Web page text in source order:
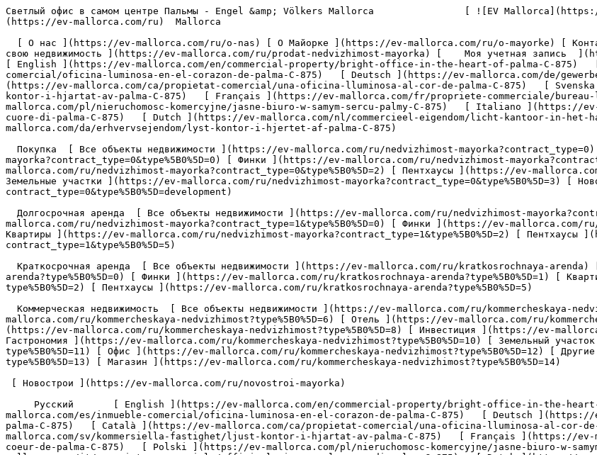
Светлый офис в самом центре Пальмы - Engel &amp; Völkers Mallorca                [ ![EV Mallorca](https://cdn.ev-mallorca.com/images/web/EV_Logo_RGB.svg) ](https://ev-mallorca.com/ru)  Mallorca  

  [ О нас ](https://ev-mallorca.com/ru/o-nas) [ О Майорке ](https://ev-mallorca.com/ru/o-mayorke) [ Контакт ](https://ev-mallorca.com/ru/adresa-ofisov) [ Продайте свою недвижимость ](https://ev-mallorca.com/ru/prodat-nedvizhimost-mayorka) [    Моя учетная запись  ](https://ev-mallorca.com/ru/moya-uchetnaya-zapis)   Русский       [ English ](https://ev-mallorca.com/en/commercial-property/bright-office-in-the-heart-of-palma-C-875)   [ Español ](https://ev-mallorca.com/es/inmueble-comercial/oficina-luminosa-en-el-corazon-de-palma-C-875)   [ Deutsch ](https://ev-mallorca.com/de/gewerbeimmobilie/helles-buro-im-herzen-von-palma-C-875)   [ Català ](https://ev-mallorca.com/ca/propietat-comercial/una-oficina-lluminosa-al-cor-de-palma-C-875)   [ Svenska ](https://ev-mallorca.com/sv/kommersiella-fastighet/ljust-kontor-i-hjartat-av-palma-C-875)   [ Français ](https://ev-mallorca.com/fr/propriete-commerciale/bureau-lumineux-au-coeur-de-palma-C-875)   [ Polski ](https://ev-mallorca.com/pl/nieruchomosc-komercyjne/jasne-biuro-w-samym-sercu-palmy-C-875)   [ Italiano ](https://ev-mallorca.com/it/proprieta-commerciale/ufficio-luminoso-nel-cuore-di-palma-C-875)   [ Dutch ](https://ev-mallorca.com/nl/commercieel-eigendom/licht-kantoor-in-het-hart-van-palma-C-875)    [ Dansk ](https://ev-mallorca.com/da/erhvervsejendom/lyst-kontor-i-hjertet-af-palma-C-875)   

  Покупка  [ Все объекты недвижимости ](https://ev-mallorca.com/ru/nedvizhimost-mayorka?contract_type=0) [ Дома / Виллы ](https://ev-mallorca.com/ru/nedvizhimost-mayorka?contract_type=0&type%5B0%5D=0) [ Финки ](https://ev-mallorca.com/ru/nedvizhimost-mayorka?contract_type=0&type%5B0%5D=1) [ Квартиры ](https://ev-mallorca.com/ru/nedvizhimost-mayorka?contract_type=0&type%5B0%5D=2) [ Пентхаусы ](https://ev-mallorca.com/ru/nedvizhimost-mayorka?contract_type=0&type%5B0%5D=5) [ Земельные участки ](https://ev-mallorca.com/ru/nedvizhimost-mayorka?contract_type=0&type%5B0%5D=3) [ Новострои ](https://ev-mallorca.com/ru/nedvizhimost-mayorka?contract_type=0&type%5B0%5D=development) 

  Долгосрочная аренда  [ Все объекты недвижимости ](https://ev-mallorca.com/ru/nedvizhimost-mayorka?contract_type=1) [ Дома / Виллы ](https://ev-mallorca.com/ru/nedvizhimost-mayorka?contract_type=1&type%5B0%5D=0) [ Финки ](https://ev-mallorca.com/ru/nedvizhimost-mayorka?contract_type=1&type%5B0%5D=1) [ Квартиры ](https://ev-mallorca.com/ru/nedvizhimost-mayorka?contract_type=1&type%5B0%5D=2) [ Пентхаусы ](https://ev-mallorca.com/ru/nedvizhimost-mayorka?contract_type=1&type%5B0%5D=5) 

  Краткосрочная аренда  [ Все объекты недвижимости ](https://ev-mallorca.com/ru/kratkosrochnaya-arenda) [ Дома / Виллы ](https://ev-mallorca.com/ru/kratkosrochnaya-arenda?type%5B0%5D=0) [ Финки ](https://ev-mallorca.com/ru/kratkosrochnaya-arenda?type%5B0%5D=1) [ Квартиры ](https://ev-mallorca.com/ru/kratkosrochnaya-arenda?type%5B0%5D=2) [ Пентхаусы ](https://ev-mallorca.com/ru/kratkosrochnaya-arenda?type%5B0%5D=5) 

  Коммерческая недвижимость  [ Все объекты недвижимости ](https://ev-mallorca.com/ru/kommercheskaya-nedvizhimost) [ Сельское и лесное хозяйство ](https://ev-mallorca.com/ru/kommercheskaya-nedvizhimost?type%5B0%5D=6) [ Отель ](https://ev-mallorca.com/ru/kommercheskaya-nedvizhimost?type%5B0%5D=7) [ Промышленность ](https://ev-mallorca.com/ru/kommercheskaya-nedvizhimost?type%5B0%5D=8) [ Инвестиция ](https://ev-mallorca.com/ru/kommercheskaya-nedvizhimost?type%5B0%5D=9) [ Гастрономия ](https://ev-mallorca.com/ru/kommercheskaya-nedvizhimost?type%5B0%5D=10) [ Земельный участок ](https://ev-mallorca.com/ru/kommercheskaya-nedvizhimost?type%5B0%5D=11) [ Офис ](https://ev-mallorca.com/ru/kommercheskaya-nedvizhimost?type%5B0%5D=12) [ Другие ](https://ev-mallorca.com/ru/kommercheskaya-nedvizhimost?type%5B0%5D=13) [ Магазин ](https://ev-mallorca.com/ru/kommercheskaya-nedvizhimost?type%5B0%5D=14) 

 [ Новострои ](https://ev-mallorca.com/ru/novostroi-mayorka) 

     Русский       [ English ](https://ev-mallorca.com/en/commercial-property/bright-office-in-the-heart-of-palma-C-875)   [ Español ](https://ev-mallorca.com/es/inmueble-comercial/oficina-luminosa-en-el-corazon-de-palma-C-875)   [ Deutsch ](https://ev-mallorca.com/de/gewerbeimmobilie/helles-buro-im-herzen-von-palma-C-875)   [ Català ](https://ev-mallorca.com/ca/propietat-comercial/una-oficina-lluminosa-al-cor-de-palma-C-875)   [ Svenska ](https://ev-mallorca.com/sv/kommersiella-fastighet/ljust-kontor-i-hjartat-av-palma-C-875)   [ Français ](https://ev-mallorca.com/fr/propriete-commerciale/bureau-lumineux-au-coeur-de-palma-C-875)   [ Polski ](https://ev-mallorca.com/pl/nieruchomosc-komercyjne/jasne-biuro-w-samym-sercu-palmy-C-875)   [ Italiano ](https://ev-mallorca.com/it/proprieta-commerciale/ufficio-luminoso-nel-cuore-di-palma-C-875)   [ Dutch ](https://ev-mallorca.com/nl/commercieel-eigendom/licht-kantoor-in-het-hart-van-palma-C-875)    [ Dansk ](https://ev-mallorca.com/da/erhvervsejendom/lyst-kontor-i-hjertet-af-palma-C-875)   

 [ ![EV Mallorca](https://cdn.ev-mallorca.com/images/web/EV_Logo_RGB.svg) ](https://ev-mallorca.com/ru)  Open main menu    

   Покупка     [ Все объекты недвижимости ](https://ev-mallorca.com/ru/nedvizhimost-mayorka?contract_type=0) [ Дома / Виллы ](https://ev-mallorca.com/ru/nedvizhimost-mayorka?contract_type=0&type%5B0%5D=0) [ Финки ](https://ev-mallorca.com/ru/nedvizhimost-mayorka?contract_type=0&type%5B0%5D=1) [ Квартиры ](https://ev-mallorca.com/ru/nedvizhimost-mayorka?contract_type=0&type%5B0%5D=2) [ Пентхаусы ](https://ev-mallorca.com/ru/nedvizhimost-mayorka?contract_type=0&type%5B0%5D=5) [ Земельные участки ](https://ev-mallorca.com/ru/nedvizhimost-mayorka?contract_type=0&type%5B0%5D=3) [ Новострои ](https://ev-mallorca.com/ru/nedvizhimost-mayorka?contract_type=0&type%5B0%5D=development) 

   Долгосрочная аренда     [ Все объекты недвижимости ](https://ev-mallorca.com/ru/nedvizhimost-mayorka?contract_type=1) [ Дома / Виллы ](https://ev-mallorca.com/ru/nedvizhimost-mayorka?contract_type=1&type%5B0%5D=0) [ Финки ](https://ev-mallorca.com/ru/nedvizhimost-mayorka?contract_type=1&type%5B0%5D=1) [ Квартиры ](https://ev-mallorca.com/ru/nedvizhimost-mayorka?contract_type=1&type%5B0%5D=2) [ Пентхаусы ](https://ev-mallorca.com/ru/nedvizhimost-mayorka?contract_type=1&type%5B0%5D=5) 

   Краткосрочная аренда     [ Все объекты недвижимости ](https://ev-mallorca.com/ru/kratkosrochnaya-arenda) [ Дома / Виллы ](https://ev-mallorca.com/ru/kratkosrochnaya-arenda?type%5B0%5D=0) [ Финки ](https://ev-mallorca.com/ru/kratkosrochnaya-